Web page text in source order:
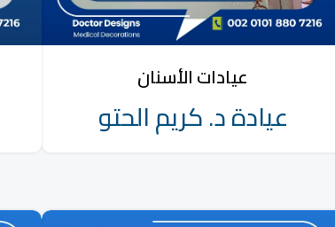
عيادات الأسنان
عيادة د. كريم الحتو